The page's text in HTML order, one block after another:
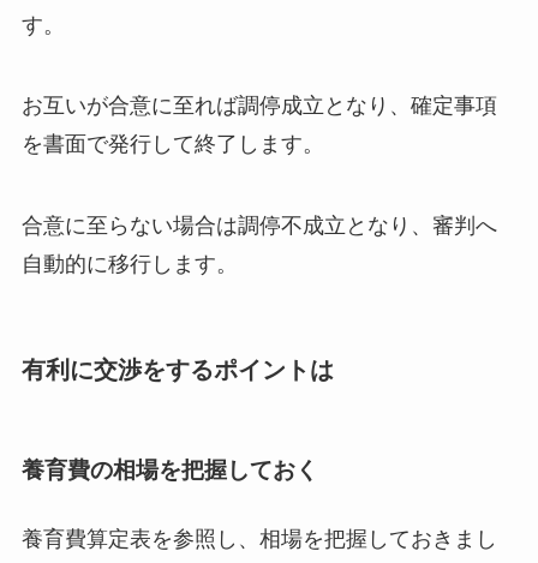
す。
お互いが合意に至れば調停成立となり、確定事項
を書面で発行して終了します。
合意に至らない場合は調停不成立となり、審判へ
自動的に移行します。
有利に交渉をするポイントは
養育費の相場を把握しておく
養育費算定表を参照し、相場を把握しておきまし